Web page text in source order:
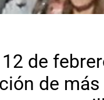
de
de